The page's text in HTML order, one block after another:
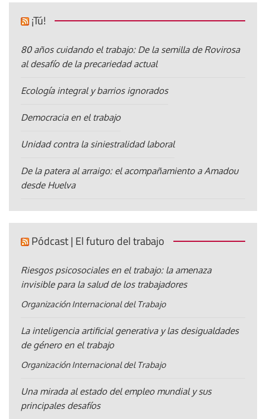
¡Tú!
80 años cuidando el trabajo: De la semilla de Rovirosa
al desafío de la precariedad actual
Ecología integral y barrios ignorados
Democracia en el trabajo
Unidad contra la siniestralidad laboral
De la patera al arraigo: el acompañamiento a Amadou
desde Huelva
Pódcast | El futuro del trabajo
Riesgos psicosociales en el trabajo: la amenaza
invisible para la salud de los trabajadores
Organización Internacional del Trabajo
La inteligencia artificial generativa y las desigualdades
de género en el trabajo
Organización Internacional del Trabajo
Una mirada al estado del empleo mundial y sus
principales desafíos